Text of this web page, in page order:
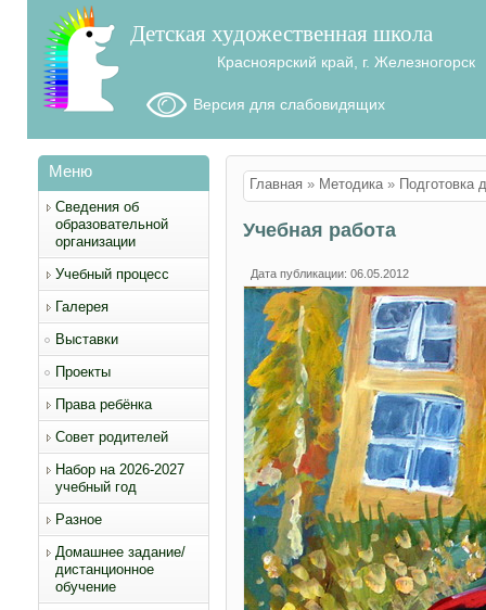
Детская художественная школа
Красноярский край, г. Железногорск
Версия для слабовидящих
Меню
Сведения об
образовательной
организации
Учебный процесс
Галерея
Выставки
Проекты
Права ребёнка
Совет родителей
Набор на 2026-2027
учебный год
Разное
Домашнее задание/
дистанционное
обучение
Вы здесь
Главная » Методика » Подготовка
Учебная работа
Дата публикации: 06.05.2012